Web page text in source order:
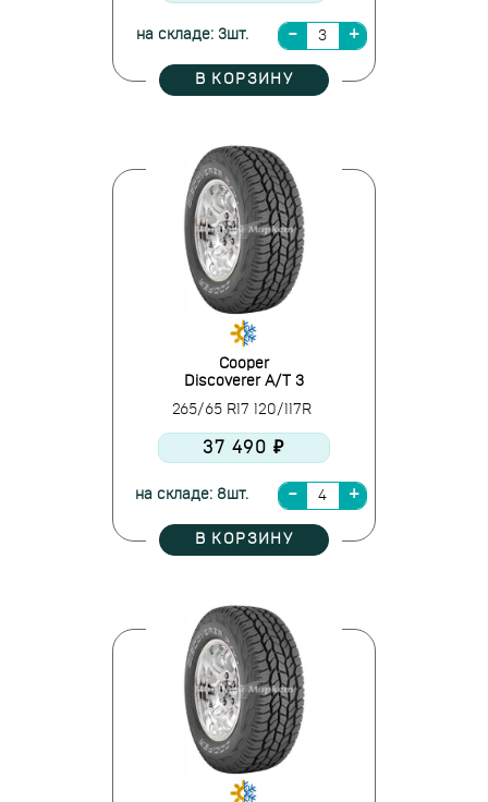
на складе: 3шт.
В КОРЗИНУ
Cooper
Discoverer A/T 3
265/65 R17 120/117R
37 490 ₽
на складе: 8шт.
В КОРЗИНУ